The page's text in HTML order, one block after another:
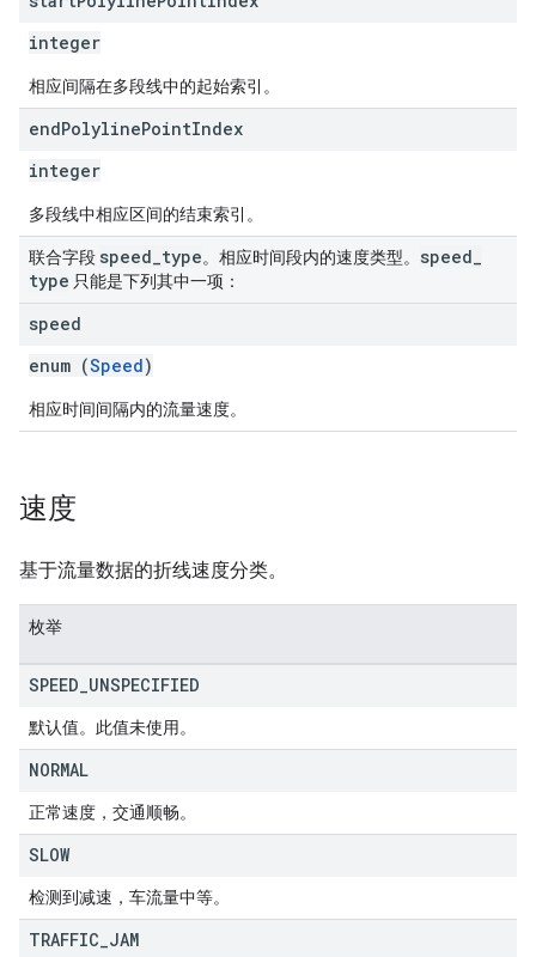
integer
相应间隔在多段线中的起始索引。
endPolylinePointIndex
integer
多段线中相应区间的结束索引。
联合字段 speed type。相应时间段内的速度类型。 speed
type 只能是下列其中一项：
speed
enum (Speed)
相应时间间隔内的流量速度。
速度
基于流量数据的折线速度分类。
枚举
SPEED UNSPECIFIED
默认值。此值未使用。
NORMAL
正常速度，交通顺畅。
SLOW
检测到减速，车流量中等。
TRAFFIC JAM